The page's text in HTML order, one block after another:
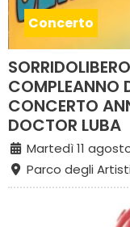
Concerto
COMPLEANNO
CONCERTO
DOCTOR LUBA
Martedì 11
Parco degli